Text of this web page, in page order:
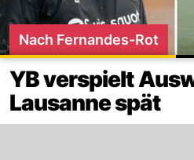
Nach Fernandes-Rot
YB verspielt
Lausanne spät